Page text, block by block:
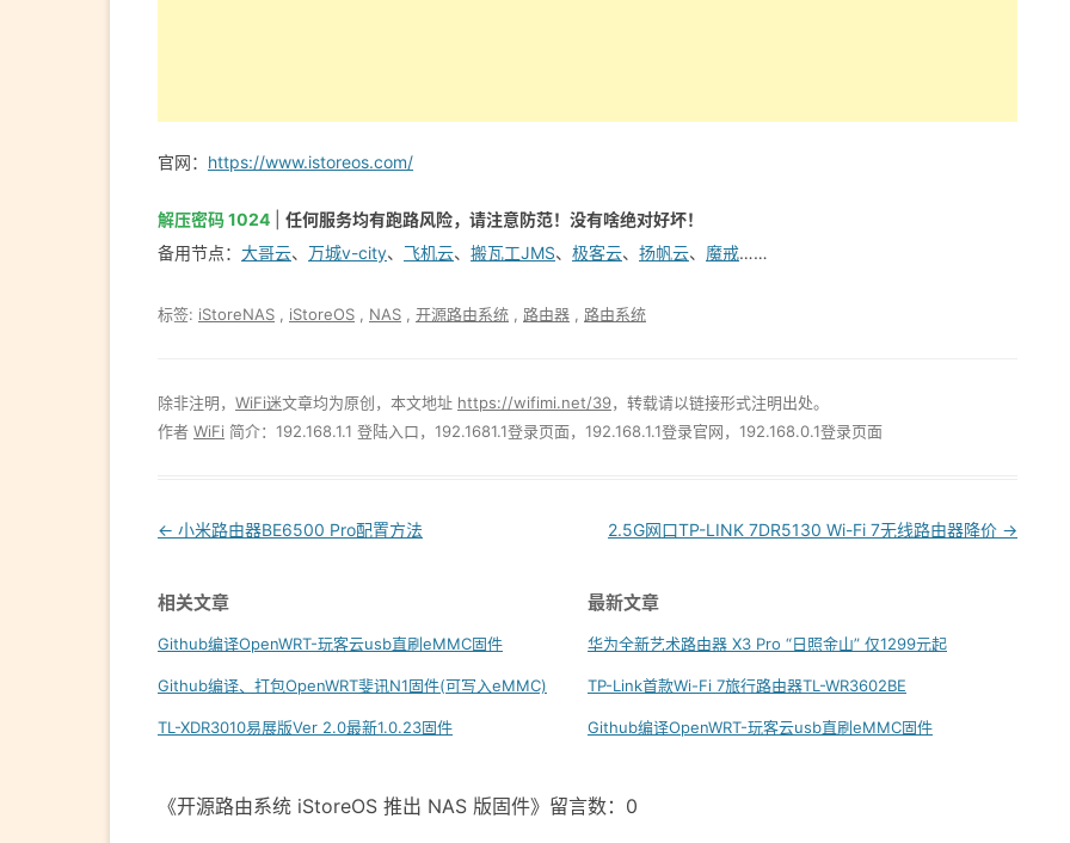
官网： https://www.istoreos.com/
解压密码 1024
任何服务均有跑路风险，请注意防范！没有啥绝对好坏！
备用节点： 大哥云、 万城v-city、 飞机云、 搬瓦工JMS、 极客云、 扬帆云、 魔戒……
标签: iStoreNAS iStoreOS NAS 开源路由系统 路由器 路由系统
除非注明， WiFi迷文章均为原创，本文地址 https://wifimi.net/39，转载请以链接形式注明出处。
作者 WiFi 简介：192.168.1.1 登陆入口，192.1681.1登录页面，192.168.1.1登录官网，192.168.0.1登录页面
Post
← 小米路由器BE6500 Pro配置方法 2.5G网口TP-LINK 7DR5130 Wi-Fi 7无线路由器降价 →
相关文章
Github编译OpenWRT-玩客云usb直刷eMMC固件
Github编译、打包OpenWRT斐讯N1固件(可写入eMMC)
TL-XDR3010易展版Ver 2.0最新1.0.23固件
最新文章
华为全新艺术路由器 X3 Pro “日照金山” 仅1299元起
TP-Link首款Wi-Fi 7旅行路由器TL-WR3602BE
Github编译OpenWRT-玩客云usb直刷eMMC固件
《开源路由系统 iStoreOS 推出 NAS 版固件》留言数：0